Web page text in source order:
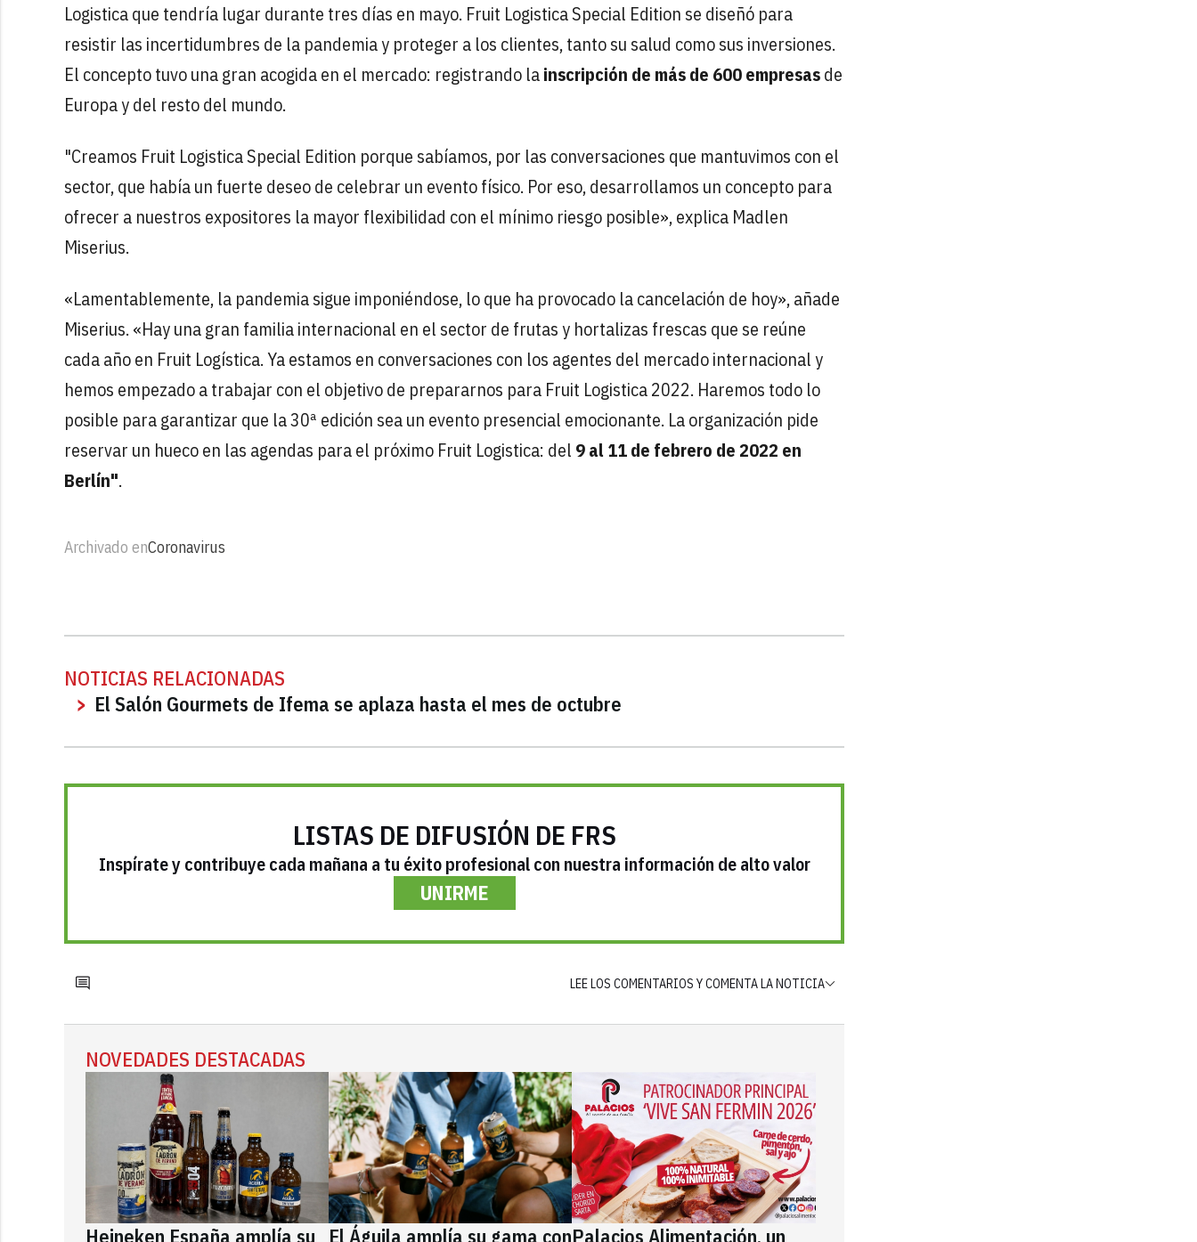
Logistica que tendría lugar durante tres días en mayo. Fruit Logistica Special Edition se diseñó para
resistir las incertidumbres de la pandemia y proteger a los clientes, tanto su salud como sus inversiones.
El concepto tuvo una gran acogida en el mercado: registrando lainscripción de más de 600 empresasde
Europa y del resto del mundo.
"Creamos Fruit Logistica Special Edition porque sabíamos, por las conversaciones que mantuvimos con el
sector, que había un fuerte deseo de celebrar un evento físico. Por eso, desarrollamos un concepto para
ofrecer a nuestros expositores la mayor flexibilidad con el mínimo riesgo posible», explica Madlen
Miserius.
«Lamentablemente, la pandemia sigue imponiéndose, lo que ha provocado la cancelación de hoy», añade
Miserius. «Hay una gran familia internacional en el sector de frutas y hortalizas frescas que se reúne
cada año en Fruit Logística. Ya estamos en conversaciones con los agentes del mercado internacional y
hemos empezado a trabajar con el objetivo de prepararnos para Fruit Logistica 2022. Haremos todo lo
posible para garantizar que la 30ª edición sea un evento presencial emocionante. La organización pide
reservar un hueco en las agendas para el próximo Fruit Logistica: del 9 al 11 de febrero de 2022 en
Berlín".
Archivado enCoronavirus
NOTICIAS RELACIONADAS
El Salón Gourmets de Ifema se aplaza hasta el mes de octubre
LISTAS DE DIFUSIÓN DE FRS
Inspírate y contribuye cada mañana a tu éxito profesional con nuestra información de alto valor
UNIRME
LEE LOS COMENTARIOS Y COMENTA LA NOTICIA
NOVEDADES DESTACADAS
Heineken España amplía su El Águila amplía su gama conPalacios Alimentación, un